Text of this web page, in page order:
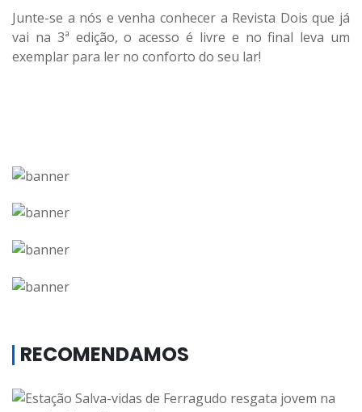
Junte-se a nós e venha conhecer a Revista Dois que já
vai na 3ª edição, o acesso é livre e no final leva um
exemplar para ler no conforto do seu lar!
RECOMENDAMOS